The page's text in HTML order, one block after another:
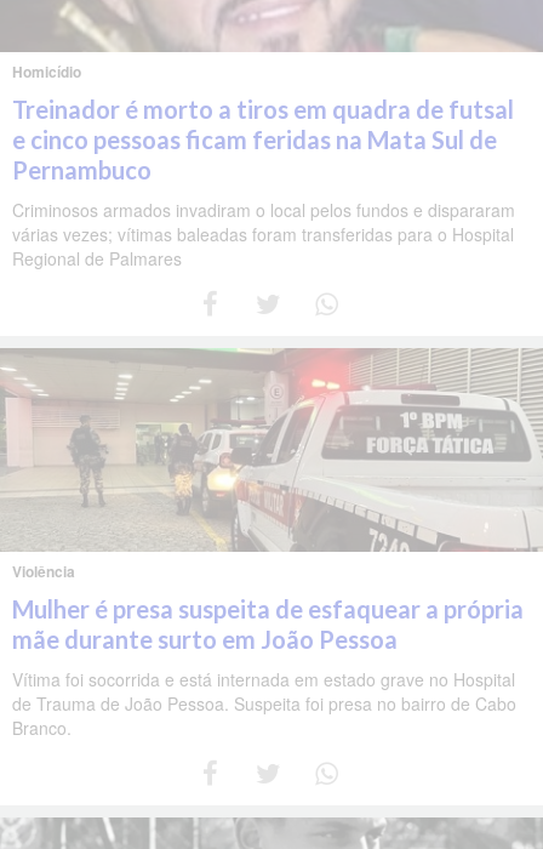
Homicídio
Treinador é morto a tiros em quadra de futsal
e cinco pessoas ficam feridas na Mata Sul de
Pernambuco
Criminosos armados invadiram o local pelos fundos e dispararam
várias vezes; vítimas baleadas foram transferidas para o Hospital
Regional de Palmares
Violência
Mulher é presa suspeita de esfaquear a própria
mãe durante surto em João Pessoa
Vítima foi socorrida e está internada em estado grave no Hospital
de Trauma de João Pessoa. Suspeita foi presa no bairro de Cabo
Branco.